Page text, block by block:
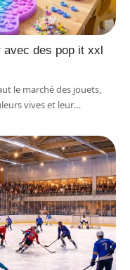
des pop it xxl
le marché des jouets,
vives et leur…